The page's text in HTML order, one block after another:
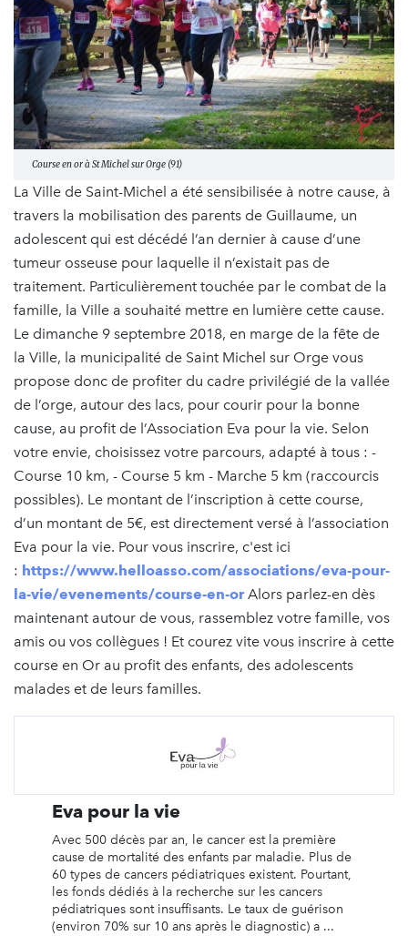
Course en or à St Michel sur Orge (91)
La Ville de Saint-Michel a été sensibilisée à notre cause, à
travers la mobilisation des parents de Guillaume, un
adolescent qui est décédé l’an dernier à cause d’une
tumeur osseuse pour laquelle il n’existait pas de
traitement. Particulièrement touchée par le combat de la
famille, la Ville a souhaité mettre en lumière cette cause.
Le dimanche 9 septembre 2018, en marge de la fête de
la Ville, la municipalité de Saint Michel sur Orge vous
propose donc de profiter du cadre privilégié de la vallée
de l’orge, autour des lacs, pour courir pour la bonne
cause, au profit de l’Association Eva pour la vie. Selon
votre envie, choisissez votre parcours, adapté à tous : -
Course 10 km, - Course 5 km - Marche 5 km (raccourcis
possibles). Le montant de l’inscription à cette course,
d’un montant de 5€, est directement versé à l’association
Eva pour la vie. Pour vous inscrire, c'est ici
: https://www.helloasso.com/associations/eva-pour-
la-vie/evenements/course-en-orAlors parlez-en dès
maintenant autour de vous, rassemblez votre famille, vos
amis ou vos collègues ! Et courez vite vous inscrire à cette
course en Or au profit des enfants, des adolescents
malades et de leurs familles.
Eva pour la vie
Avec 500 décès par an, le cancer est la première
cause de mortalité des enfants par maladie. Plus de
60 types de cancers pédiatriques existent. Pourtant,
les fonds dédiés à la recherche sur les cancers
pédiatriques sont insuffisants. Le taux de guérison
(environ 70% sur 10 ans après le diagnostic) a ...